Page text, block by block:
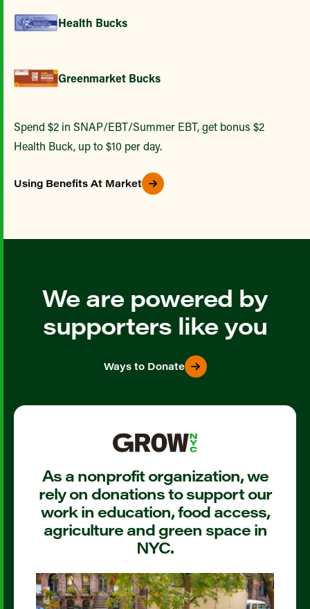
Health Bucks
Greenmarket Bucks
Spend $2 in SNAP/EBT/Summer EBT, get bonus $2
Health Buck, up to $10 per day.
Using Benefits At Market
We are powered by
supporters like you
Ways to Donate
As a nonprofit organization, we
rely on donations to support our
work in education, food access,
agriculture and green space in
NYC.